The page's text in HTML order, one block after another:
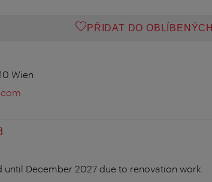
PŘIDAT DO OBLÍBENÝCH
Wien
December 2027 due to renovation work.